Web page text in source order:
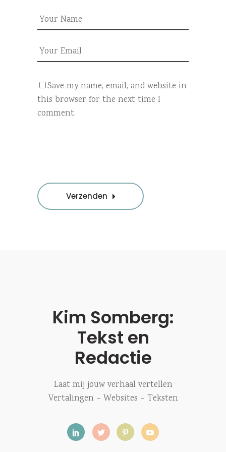
Save my name, email, and website in
this browser for the next time I
comment.
Verzenden
Kim Somberg:
Tekst en
Redactie
Laat mij jouw verhaal vertellen
Vertalingen – Websites – Teksten